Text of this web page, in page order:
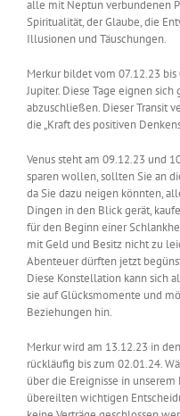
alle mit Neptun verbundenen
Spiritualität, der Glaube, die
Illusionen und Täuschungen.
Merkur bildet vom 07.12.23
Jupiter. Diese Tage eignen
abzuschließen. Dieser Transit
die „Kraft des positiven
Venus steht am 09.12.23 und
sparen wollen, sollten Sie an
da Sie dazu neigen könnten,
Dingen in den Blick gerät,
für den Beginn einer
mit Geld und Besitz nicht zu
Abenteuer dürften jetzt
Diese Konstellation kann sich
sie auf Glücksmomente und
Beziehungen hin.
Merkur wird am 13.12.23 in
rückläufig bis zum 02.01.24.
über die Ereignisse in
übereilten wichtigen